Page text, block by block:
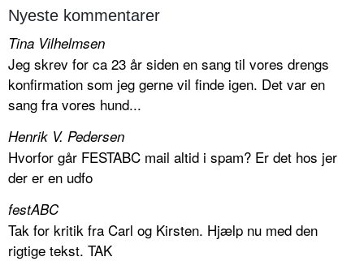
Nyeste kommentarer
Tina Vilhelmsen
Jeg skrev for ca 23 år siden en sang til vores drengs
konfirmation som jeg gerne vil finde igen. Det var en
sang fra vores hund...
Henrik V. Pedersen
Hvorfor går FESTABC mail altid i spam? Er det hos jer
der er en udfo
festABC
Tak for kritik fra Carl og Kirsten. Hjælp nu med den
rigtige tekst. TAK